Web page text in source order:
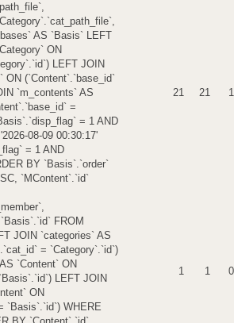
AS `Basis` LEFT
ON
LEFT JOIN
ON (`Content`.`base_id`
`m_contents` AS
=
= 1 AND
08-09 00:30:17'
= 1 AND
BY `Basis`.`order`
`MContent`.`id`
21 21 1
FROM
JOIN `categories` AS
= `Category`.`id`)
`Content` ON
LEFT JOIN
ON
`Basis`.`id`) WHERE
1 1 0